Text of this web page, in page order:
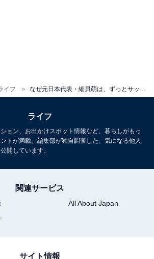
イフ なぜ元日本代表・細貝萌は、ずっとサッカーエリートでいられたのか。幼少期に訪れた、知られざる転機
ライフ
ョン、お出かけスポット情報など、暮らしがもっ
トが満載。編集部が独自調査した、気になる他人
開しています。
関連サービス
All About Japan
サイト情報